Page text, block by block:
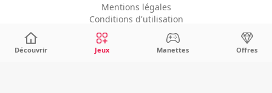
Mentions légales
Conditions d'utilisation
Confidentialité
Configuration des cookies
Découvrir Jeux Manettes Offres